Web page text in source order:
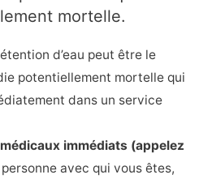
mortelle.
d’eau peut être le
potentiellement mortelle qui
dans un service
immédiats (appelez
avec qui vous êtes,